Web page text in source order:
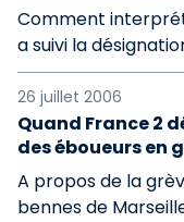
Comment
a suivi la
26 juillet 2006
Quand France 2
des éboueurs en
A propos de la
bennes de